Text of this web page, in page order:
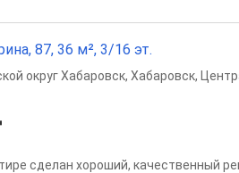
87, 36 м², 3/16 эт.
округ Хабаровск, Хабаровск,
сделан хороший, качественный